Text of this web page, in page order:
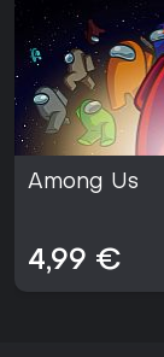
Among Us
4,99 €